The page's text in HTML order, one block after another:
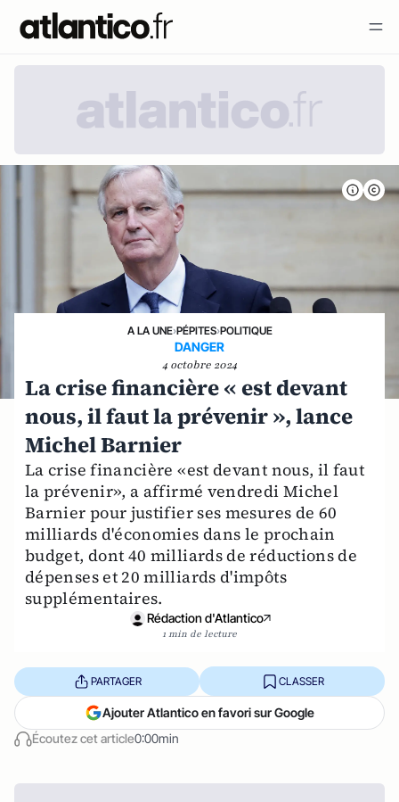
A LA UNE›PÉPITES›POLITIQUE
DANGER
4 octobre 2024
La crise financière « est devant
nous, il faut la prévenir », lance
Michel Barnier
La crise financière «est devant nous, il faut
la prévenir», a affirmé vendredi Michel
Barnier pour justifier ses mesures de 60
milliards d'économies dans le prochain
budget, dont 40 milliards de réductions de
dépenses et 20 milliards d'impôts
supplémentaires.
Rédaction d'Atlantico
1 min de lecture
Écoutez cet article0:00min
PARTAGER CLASSER
Ajouter Atlantico en favori sur Google